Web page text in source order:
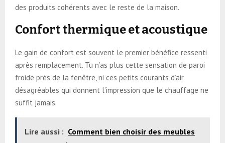
des produits cohérents avec le reste de la maison.
Confort thermique et acoustique
Le gain de confort est souvent le premier bénéfice ressenti
après remplacement. Tu n’as plus cette sensation de paroi
froide près de la fenêtre, ni ces petits courants d’air
désagréables qui donnent l’impression que le chauffage ne
suffit jamais.
Lire aussi : Comment bien choisir des meubles